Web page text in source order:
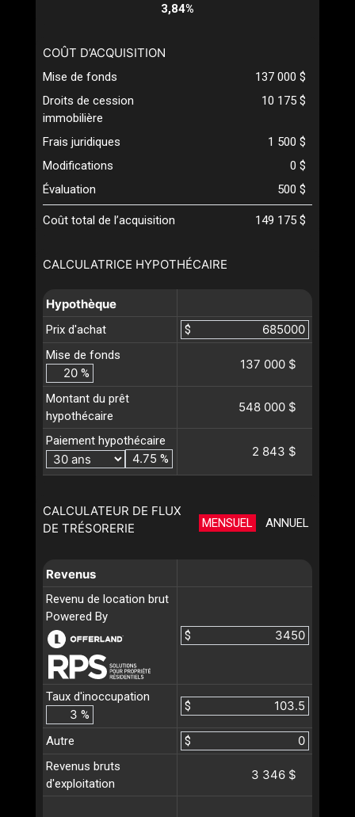
CALCULATRICE HYPOTHÉCAIRE
Hypothèque
Prix d'achat
$
Mise de fonds
%
137 000 $
Montant du prêt
hypothécaire
548 000 $
Paiement hypothécaire
%
2 843 $
CALCULATEUR DE FLUX
DE TRÉSORERIE
MENSUEL ANNUEL
Revenus
Revenu de location brut
Powered By
$
Taux d'inoccupation
%
$
Autre
$
Revenus bruts
d'exploitation
3 346 $
3,84%
COÛT D’ACQUISITION
Mise de fonds
137 000 $
Droits de cession
immobilière
10 175 $
Frais juridiques
1 500 $
Modifications
0 $
Évaluation
500 $
Coût total de l’acquisition 149 175 $